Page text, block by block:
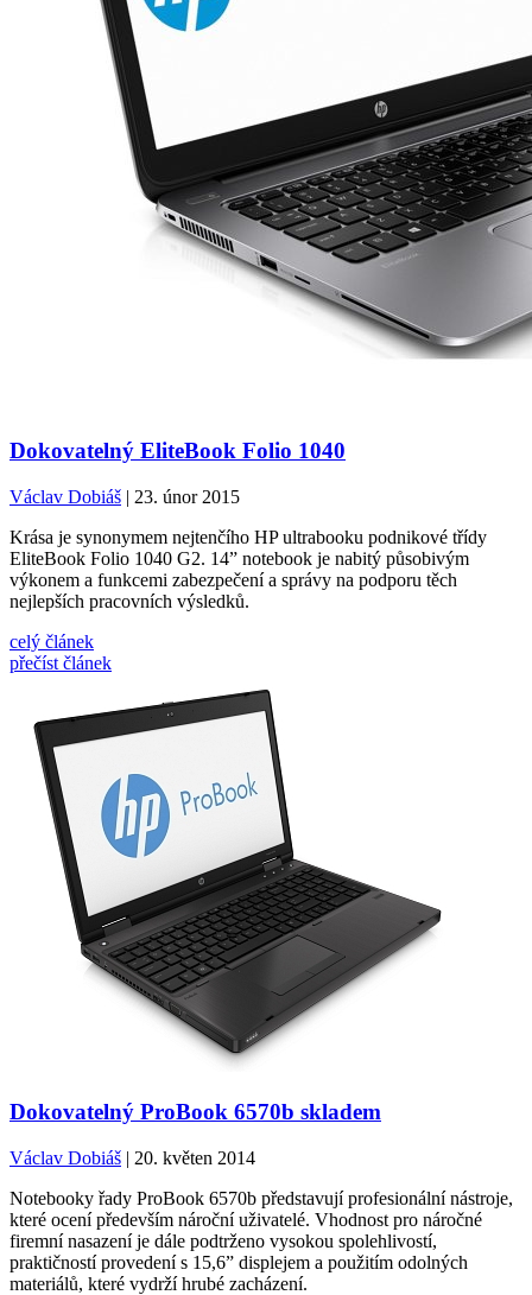
Dokovatelný EliteBook Folio 1040
Václav Dobiáš | 23. únor 2015
Krása je synonymem nejtenčího HP ultrabooku podnikové třídy
EliteBook Folio 1040 G2. 14” notebook je nabitý působivým
výkonem a funkcemi zabezpečení a správy na podporu těch
nejlepších pracovních výsledků.
celý článek
přečíst článek
Dokovatelný ProBook 6570b skladem
Václav Dobiáš | 20. květen 2014
Notebooky řady ProBook 6570b představují profesionální nástroje,
které ocení především nároční uživatelé. Vhodnost pro náročné
firemní nasazení je dále podtrženo vysokou spolehlivostí,
praktičností provedení s 15,6” displejem a použitím odolných
materiálů, které vydrží hrubé zacházení.